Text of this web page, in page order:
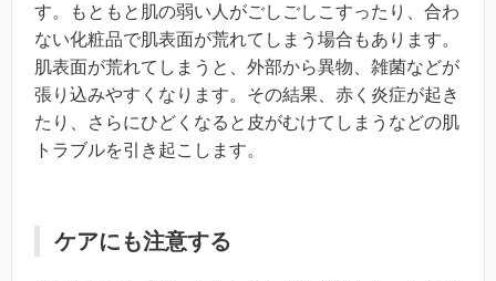
す。もともと肌の弱い人がごしごしこすったり、合わ
ない化粧品で肌表面が荒れてしまう場合もあります。
肌表面が荒れてしまうと、外部から異物、雑菌などが
張り込みやすくなります。その結果、赤く炎症が起き
たり、さらにひどくなると皮がむけてしまうなどの肌
トラブルを引き起こします。
ケアにも注意する